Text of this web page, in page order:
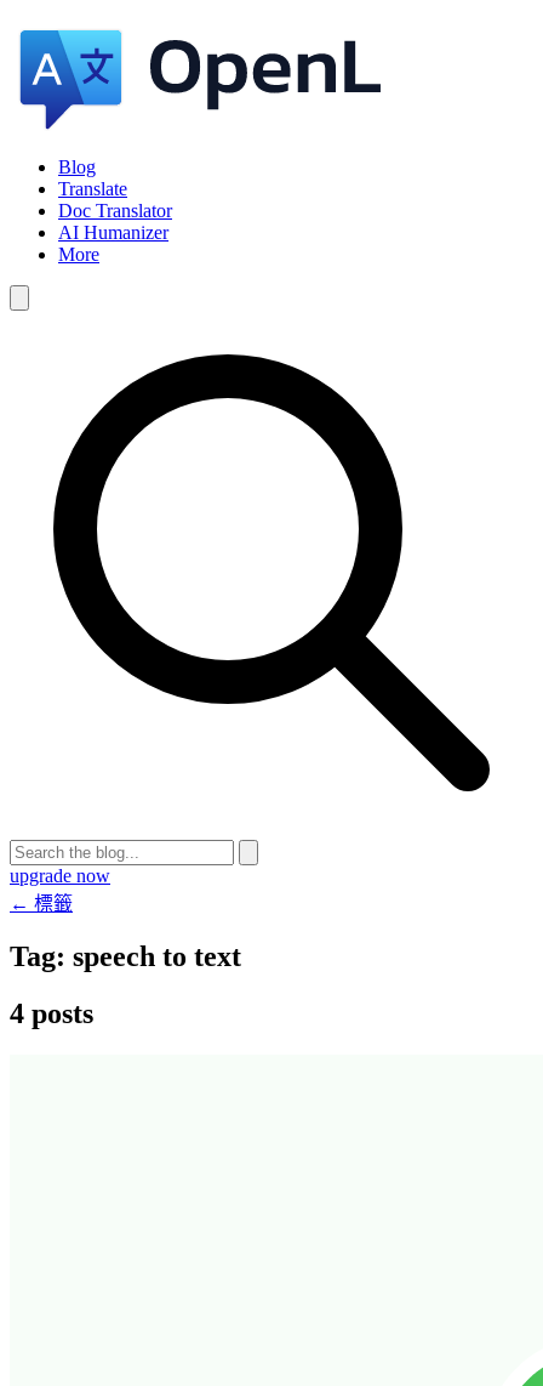
Blog
Translate
Doc Translator
AI Humanizer
More
upgrade now
← 標籤
Tag: speech to text
4 posts